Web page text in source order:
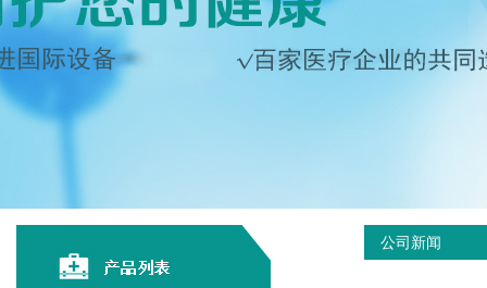
公司新闻